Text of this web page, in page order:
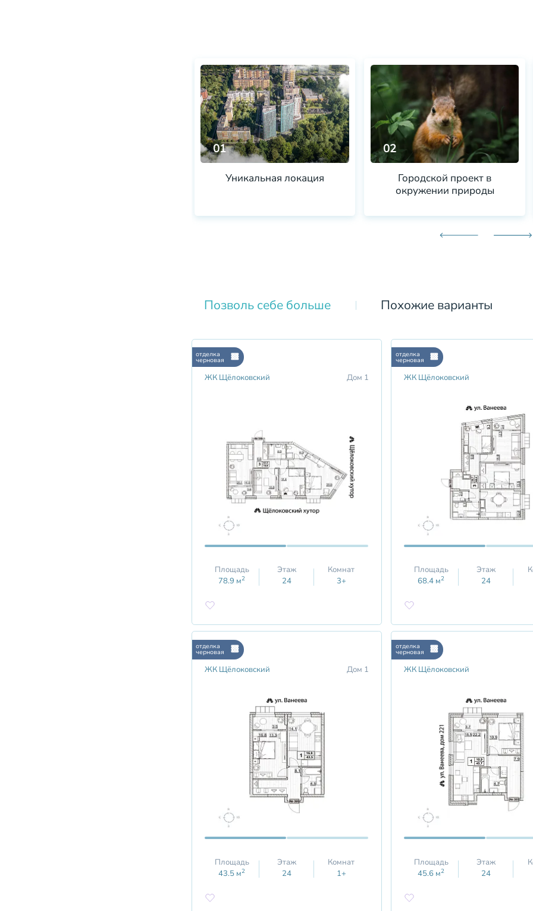
01
Уникальная локация
02
Городской проект в
окружении природы
Позволь себе больше Похожие варианты
отделка
черновая
ЖК Щёлоковский Дом 1
Площадь
78.9 м2
Этаж
24
Комнат
3+
отделка
черновая
ЖК Щёлоковский
Площадь
68.4 м2
Этаж
24
отделка
черновая
ЖК Щёлоковский Дом 1
Площадь
43.5 м2
Этаж
24
Комнат
1+
отделка
черновая
ЖК Щёлоковский
Площадь
45.6 м2
Этаж
24